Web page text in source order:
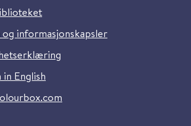
informasjonskapsler
English